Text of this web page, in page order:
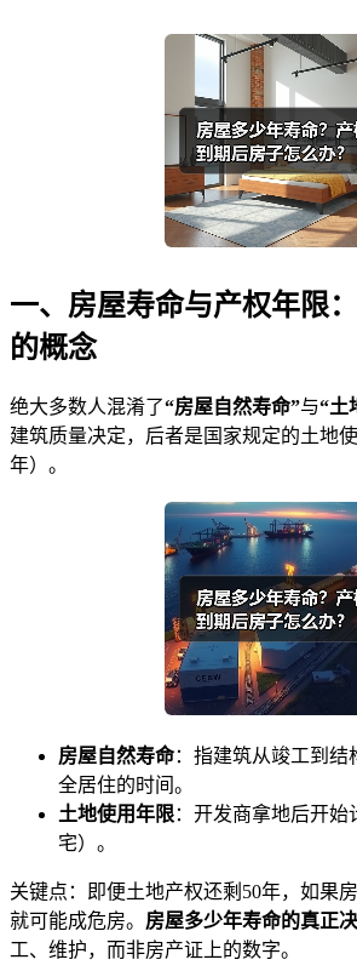
一、房屋寿命与产权年限
的概念
绝大多数人混淆了“房屋自然寿命”与“土
建筑质量决定，后者是国家规定的土地
年）。
房屋自然寿命：指建筑从竣工到结
全居住的时间。
土地使用年限：开发商拿地后开始
宅）。
关键点：即便土地产权还剩50年，如果
就可能成危房。 房屋多少年寿命的真正
工、维护，而非房产证上的数字。